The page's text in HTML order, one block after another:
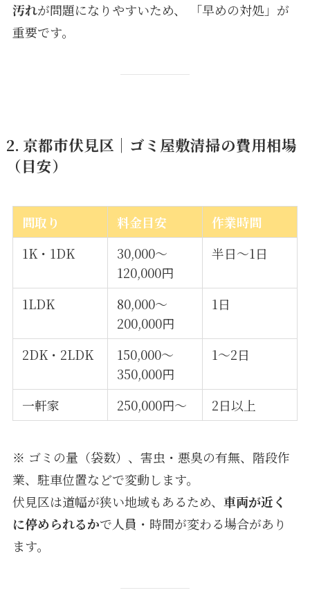
汚れが問題になりやすいため、 「早めの対処」が
重要です。
2. 京都市伏見区｜ゴミ屋敷清掃の費用相場
（目安）
間取り 料金目安
作業時間
1K・1DK
30,000〜
120,000円
半日〜1日
1LDK
80,000〜
200,000円
1日
2DK・2LDK
150,000〜
350,000円
1〜2日
一軒家 250,000円〜 2日以上
※ ゴミの量（袋数）、害虫・悪臭の有無、階段作
業、駐車位置などで変動します。
伏見区は道幅が狭い地域もあるため、 車両が近く
に停められるかで人員・時間が変わる場合があり
ます。